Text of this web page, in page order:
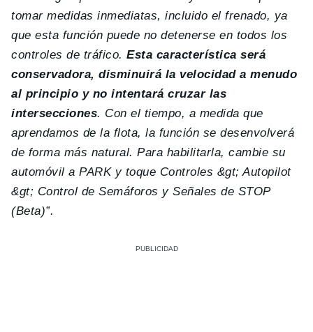
tomar medidas inmediatas, incluido el frenado, ya
que esta función puede no detenerse en todos los
controles de tráfico.Esta característica será
conservadora, disminuirá la velocidad a menudo
al principio y no intentará cruzar las
intersecciones. Con el tiempo, a medida que
aprendamos de la flota, la función se desenvolverá
de forma más natural.Para habilitarla, cambie su
automóvil a PARK y toque Controles &gt; Autopilot
&gt; Control de Semáforos y Señales de STOP
(Beta)”.